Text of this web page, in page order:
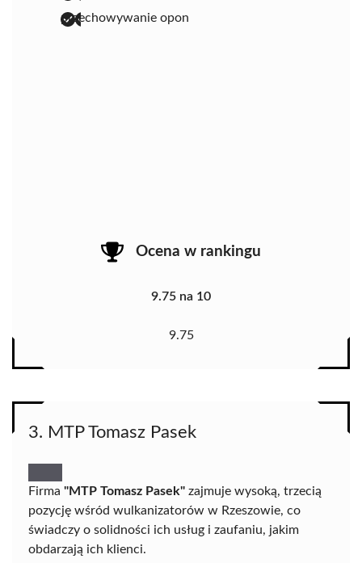
przechowywanie opon
Ocena w rankingu
9.75 na 10
9.75
3. MTP Tomasz Pasek
Firma "MTP Tomasz Pasek" zajmuje wysoką, trzecią
pozycję wśród wulkanizatorów w Rzeszowie, co
świadczy o solidności ich usług i zaufaniu, jakim
obdarzają ich klienci.